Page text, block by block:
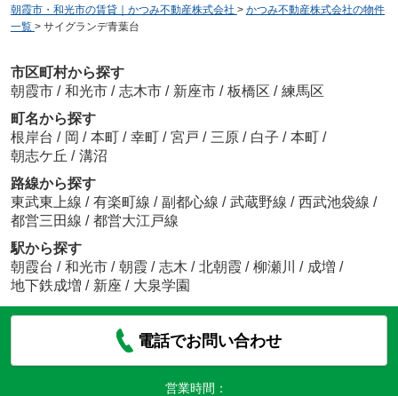
朝霞市・和光市の賃貸｜かつみ不動産株式会社 > かつみ不動産株式会社の物件
一覧 > サイグランデ青葉台
市区町村から探す
朝霞市 / 和光市 / 志木市 / 新座市 / 板橋区 / 練馬区
町名から探す
根岸台 / 岡 / 本町 / 幸町 / 宮戸 / 三原 / 白子 / 本町 /
朝志ケ丘 / 溝沼
路線から探す
東武東上線 / 有楽町線 / 副都心線 / 武蔵野線 / 西武池袋線 /
都営三田線 / 都営大江戸線
駅から探す
朝霞台 / 和光市 / 朝霞 / 志木 / 北朝霞 / 柳瀬川 / 成増 /
地下鉄成増 / 新座 / 大泉学園
電話でお問い合わせ
営業時間：